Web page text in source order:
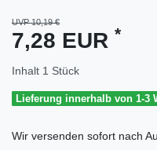
UVP 10,19 €
7,28 EUR *
Inhalt 1 Stück
Lieferung innerhalb von 1-3
Wir versenden sofort nach